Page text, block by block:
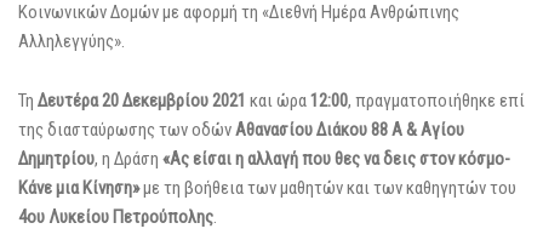
Κοινωνικών Δομών με αφορμή τη «Διεθνή Ημέρα Ανθρώπινης
Αλληλεγγύης».
Τη Δευτέρα 20 Δεκεμβρίου 2021 και ώρα12:00, πραγματοποιήθηκε επί
της διασταύρωσης των οδώνΑθανασίου Διάκου 88 Α & Αγίου
Δημητρίου, η Δράση «Ας είσαι η αλλαγή που θες να δεις στον κόσμο-
Κάνε μια Κίνηση»με τη βοήθεια των μαθητών και των καθηγητών του
4ου Λυκείου Πετρούπολης.